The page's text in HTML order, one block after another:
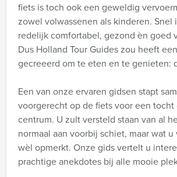
fiets is toch ook een geweldig
zowel volwassenen als kinderen. Snel
redelijk comfortabel, gezond èn goed
Dus Holland Tour Guides zou heeft
gecreeerd om te eten en te genieten:
Een van onze ervaren gidsen stapt
voorgerecht op de fiets voor een tocht
centrum. U zult versteld staan van al
normaal aan voorbij schiet, maar wat
wèl opmerkt. Onze gids vertelt u
prachtige anekdotes bij alle mooie